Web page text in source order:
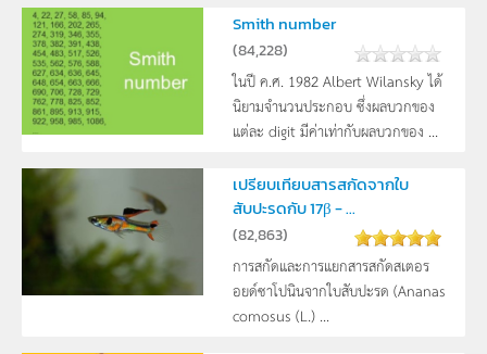
Smith number
(84,228)
ในปี ค.ศ. 1982 Albert Wilansky ได้
นิยามจำนวนประกอบ ซึ่งผลบวกของ
แต่ละ digit มีค่าเท่ากับผลบวกของ ...
เปรียบเทียบสารสกัดจากใบ
สับปะรดกับ 17β - ...
(82,863)
การสกัดและการแยกสารสกัดสเตอร
อยด์ซาโปนินจากใบสับปะรด (Ananas
comosus (L.) ...